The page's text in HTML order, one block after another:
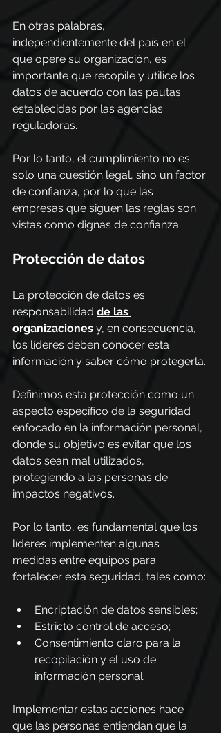
En otras palabras,
independientemente del país en el
que opere su organización, es
importante que recopile y utilice los
datos de acuerdo con las pautas
establecidas por las agencias
reguladoras.
Por lo tanto, el cumplimiento no es
solo una cuestión legal, sino un factor
de confianza, por lo que las
empresas que siguen las reglas son
vistas como dignas de confianza.
Protección de datos
La protección de datos es
responsabilidad de las
organizaciones y, en consecuencia,
los líderes deben conocer esta
información y saber cómo protegerla.
Definimos esta protección como un
aspecto específico de la seguridad
enfocado en la información personal,
donde su objetivo es evitar que los
datos sean mal utilizados,
protegiendo a las personas de
impactos negativos.
Por lo tanto, es fundamental que los
líderes implementen algunas
medidas entre equipos para
fortalecer esta seguridad, tales como:
Encriptación de datos sensibles;
Estricto control de acceso;
Consentimiento claro para la
recopilación y el uso de
información personal.
Implementar estas acciones hace
que las personas entiendan que la